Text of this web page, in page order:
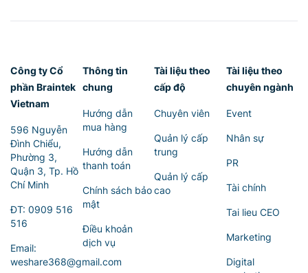
Công ty Cổ
phần Braintek
Vietnam
596 Nguyễn
Đình Chiểu,
Phường 3,
Quận 3, Tp. Hồ
Chí Minh
ĐT: 0909 516
516
Email:
weshare368@gmail.com
Thông tin
chung
Hướng dẫn
mua hàng
Hướng dẫn
thanh toán
Chính sách bảo
mật
Điều khoản
dịch vụ
Tài liệu theo
cấp độ
Chuyên viên
Quản lý cấp
trung
Quản lý cấp
cao
Tài liệu theo
chuyên ngành
Event
Nhân sự
PR
Tài chính
Tai lieu CEO
Marketing
Digital